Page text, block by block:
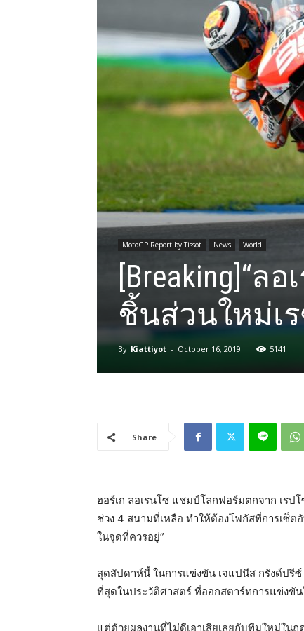
MotoGP Report by Tissot News World
[Breaking]“ล
ชิ้นส่วนใหม่เ
By Kiattiyot - October 16, 2019 5141
Share
ฮอร์เก ลอเรนโซ แชมป์โลกฟอร์มตกจาก เร
ช่วง 4 สนามที่เหลือ ทำให้ต้องโฟกัสที่การเซ็ต
ในจุดที่ควรอยู่”
สุดสัปดาห์นี้ ในการแข่งขัน เจแปนีส กรังด์ปรี
ที่สุดในประวัติศาสตร์ ที่ออกสตาร์ทการแข่งขั
แต่ด้วยผลงานที่ไม่ดีเอาเสียเลยกับทีมใหม่ใน